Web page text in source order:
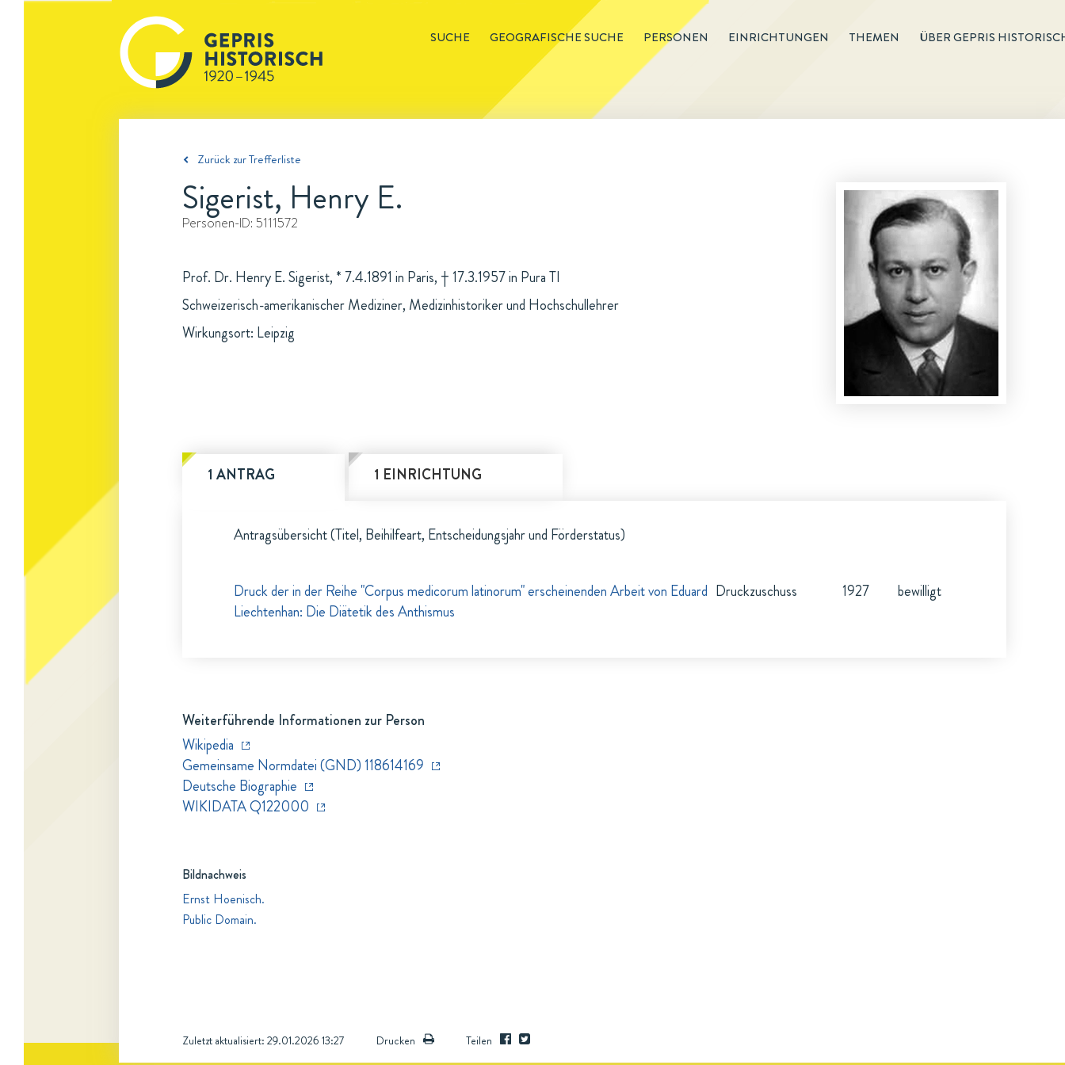
SUCHE GEOGRAFISCHE SUCHE PERSONEN EINRICHTUNGEN THEMEN ÜBER GEPRIS
Zurück zur Trefferliste
Sigerist, Henry E.
Personen-ID: 5111572
Prof. Dr. Henry E. Sigerist, * 7.4.1891 in Paris, † 17.3.1957 in Pura TI
Schweizerisch-amerikanischer Mediziner, Medizinhistoriker und Hochschullehrer
Wirkungsort: Leipzig
1 ANTRAG 1 EINRICHTUNG
Antragsübersicht (Titel, Beihilfeart, Entscheidungsjahr und Förderstatus)
Druck der in der Reihe "Corpus medicorum latinorum" erscheinenden Arbeit von Eduard
Liechtenhan: Die Diätetik des Anthismus
Druckzuschuss 1927 bewilligt
Weiterführende Informationen zur Person
Wikipedia
Gemeinsame Normdatei (GND) 118614169
Deutsche Biographie
WIKIDATA Q122000
Bildnachweis
Ernst Hoenisch.
Public Domain.
Zuletzt aktualisiert: 29.01.2026 13:27 Drucken Teilen